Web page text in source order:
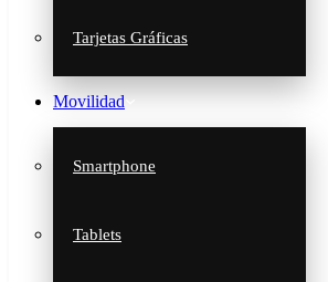
Tarjetas Gráficas
Movilidad
Smartphone
Tablets